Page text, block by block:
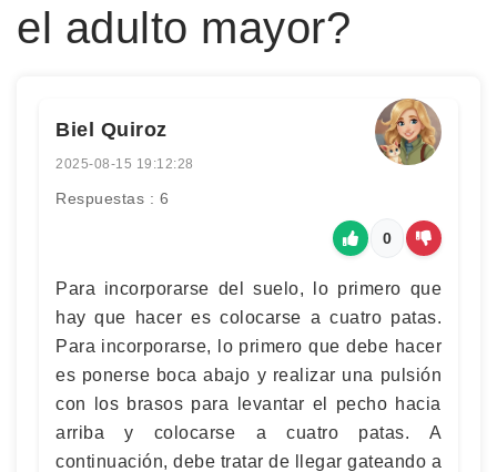
el adulto mayor?
Biel Quiroz
2025-08-15 19:12:28
Respuestas : 6
0
Para incorporarse del suelo, lo primero que
hay que hacer es colocarse a cuatro patas.
Para incorporarse, lo primero que debe hacer
es ponerse boca abajo y realizar una pulsión
con los brasos para levantar el pecho hacia
arriba y colocarse a cuatro patas. A
continuación, debe tratar de llegar gateando a